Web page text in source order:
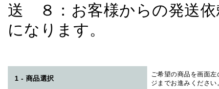
送 ８：お客様からの発送
になります。
1 - 商品選択
ご希望の商品を画面
ジまでお進みください